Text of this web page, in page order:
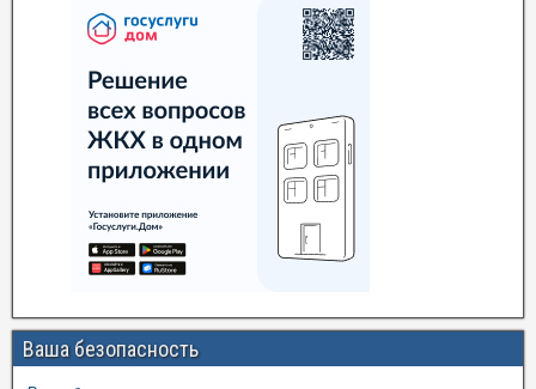
Ваша безопасность